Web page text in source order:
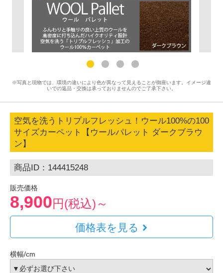
※写真と現物では、環境の違いにより色が異なって見えることが御座います。イメージ違
いでの返品・交換は承っておりませんのでご了承下さい。
空気を洗うトリプルフレッシュ！ウール100%の100
サイズカーペット【ウールパレット ダークブラウ
ン】
商品ID：144415248
販売価格
8,900円(税込)～
価格表を見る
横幅/cm